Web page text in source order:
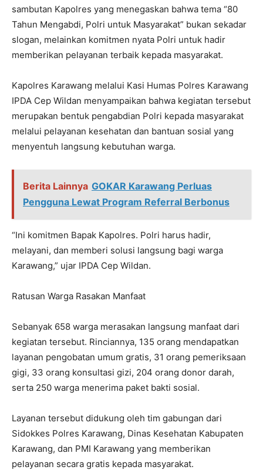
sambutan Kapolres yang menegaskan bahwa tema “80
Tahun Mengabdi, Polri untuk Masyarakat” bukan sekadar
slogan, melainkan komitmen nyata Polri untuk hadir
memberikan pelayanan terbaik kepada masyarakat.
Kapolres Karawang melalui Kasi Humas Polres Karawang
IPDA Cep Wildan menyampaikan bahwa kegiatan tersebut
merupakan bentuk pengabdian Polri kepada masyarakat
melalui pelayanan kesehatan dan bantuan sosial yang
menyentuh langsung kebutuhan warga.
Berita Lainnya GOKAR Karawang Perluas
Pengguna Lewat Program Referral Berbonus
“Ini komitmen Bapak Kapolres. Polri harus hadir,
melayani, dan memberi solusi langsung bagi warga
Karawang,” ujar IPDA Cep Wildan.
Ratusan Warga Rasakan Manfaat
Sebanyak 658 warga merasakan langsung manfaat dari
kegiatan tersebut. Rinciannya, 135 orang mendapatkan
layanan pengobatan umum gratis, 31 orang pemeriksaan
gigi, 33 orang konsultasi gizi, 204 orang donor darah,
serta 250 warga menerima paket bakti sosial.
Layanan tersebut didukung oleh tim gabungan dari
Sidokkes Polres Karawang, Dinas Kesehatan Kabupaten
Karawang, dan PMI Karawang yang memberikan
pelayanan secara gratis kepada masyarakat.